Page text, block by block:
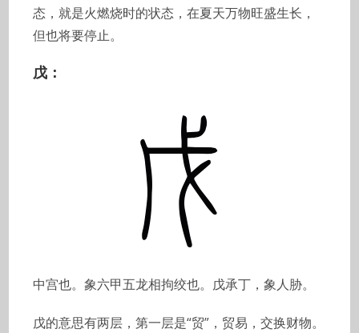
态，就是火燃烧时的状态，在夏天万物旺盛生长，
但也将要停止。
戊：
中宫也。象六甲五龙相拘绞也。戊承丁，象人胁。
戊的意思有两层，第一层是“贸”，贸易，交换财物。